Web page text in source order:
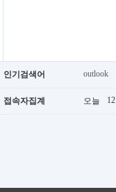
인기검색어 outlook
접속자집계 오늘 12